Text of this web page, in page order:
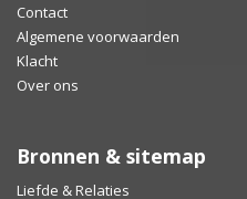
Contact
Algemene voorwaarden
Klacht
Over ons
Bronnen & sitemap
Liefde & Relaties